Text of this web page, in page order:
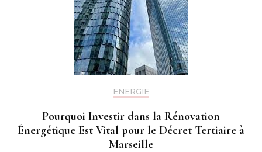
ENERGIE
Pourquoi Investir dans la Rénovation
Énergétique Est Vital pour le Décret Tertiaire à
Marseille